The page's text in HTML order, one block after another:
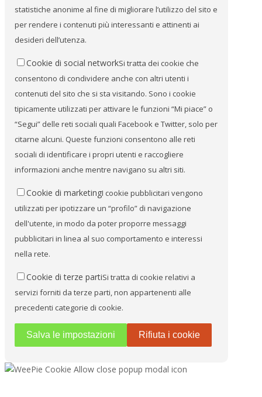
statistiche anonime al fine di migliorare l’utilizzo del sito e
per rendere i contenuti più interessanti e attinenti ai
desideri dell’utenza.
Cookie di social networkSi tratta dei cookie che
consentono di condividere anche con altri utenti i
contenuti del sito che si sta visitando. Sono i cookie
tipicamente utilizzati per attivare le funzioni “Mi piace” o
“Segui” delle reti sociali quali Facebook e Twitter, solo per
citarne alcuni. Queste funzioni consentono alle reti
sociali di identificare i propri utenti e raccogliere
informazioni anche mentre navigano su altri siti.
Cookie di marketingI cookie pubblicitari vengono
utilizzati per ipotizzare un “profilo” di navigazione
dell'utente, in modo da poter proporre messaggi
pubblicitari in linea al suo comportamento e interessi
nella rete.
Cookie di terze partiSi tratta di cookie relativi a
servizi forniti da terze parti, non appartenenti alle
precedenti categorie di cookie.
Salva le impostazioni Rifiuta i cookie